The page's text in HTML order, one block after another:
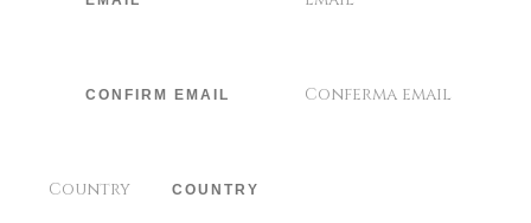
Conferma email
Country